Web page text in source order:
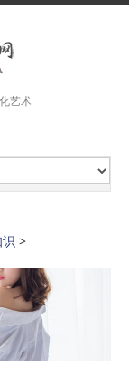
艺术
>